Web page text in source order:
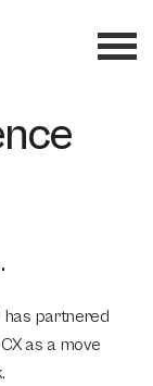
has partnered
as a move